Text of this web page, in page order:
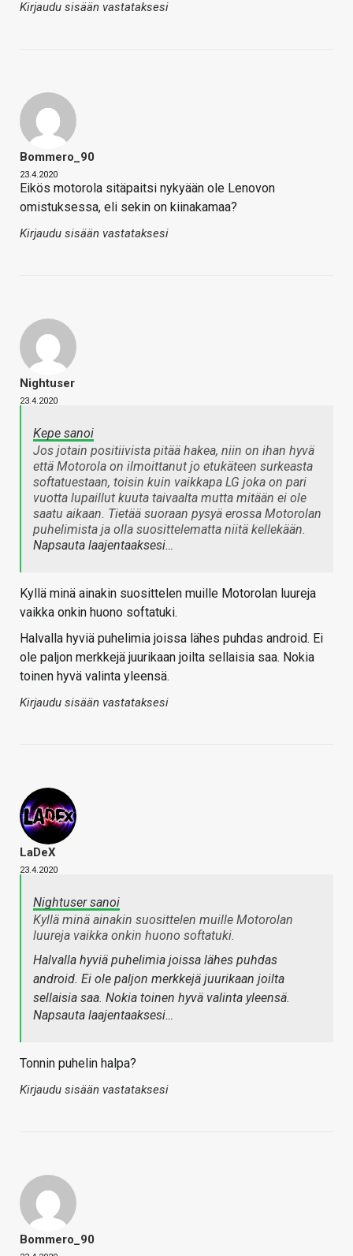
Kirjaudu sisään vastataksesi
Bommero_90
23.4.2020
Eikös motorola sitäpaitsi nykyään ole Lenovon
omistuksessa, eli sekin on kiinakamaa?
Kirjaudu sisään vastataksesi
Nightuser
23.4.2020
Kepe sanoi
Jos jotain positiivista pitää hakea, niin on ihan hyvä
että Motorola on ilmoittanut jo etukäteen surkeasta
softatuestaan, toisin kuin vaikkapa LG joka on pari
vuotta lupaillut kuuta taivaalta mutta mitään ei ole
saatu aikaan. Tietää suoraan pysyä erossa Motorolan
puhelimista ja olla suosittelematta niitä kellekään.
Napsauta laajentaaksesi…
Kyllä minä ainakin suosittelen muille Motorolan luureja
vaikka onkin huono softatuki.
Halvalla hyviä puhelimia joissa lähes puhdas android. Ei
ole paljon merkkejä juurikaan joilta sellaisia saa. Nokia
toinen hyvä valinta yleensä.
Kirjaudu sisään vastataksesi
LaDeX
23.4.2020
Nightuser sanoi
Kyllä minä ainakin suosittelen muille Motorolan
luureja vaikka onkin huono softatuki.
Halvalla hyviä puhelimia joissa lähes puhdas
android. Ei ole paljon merkkejä juurikaan joilta
sellaisia saa. Nokia toinen hyvä valinta yleensä.
Napsauta laajentaaksesi…
Tonnin puhelin halpa?
Kirjaudu sisään vastataksesi
Bommero_90